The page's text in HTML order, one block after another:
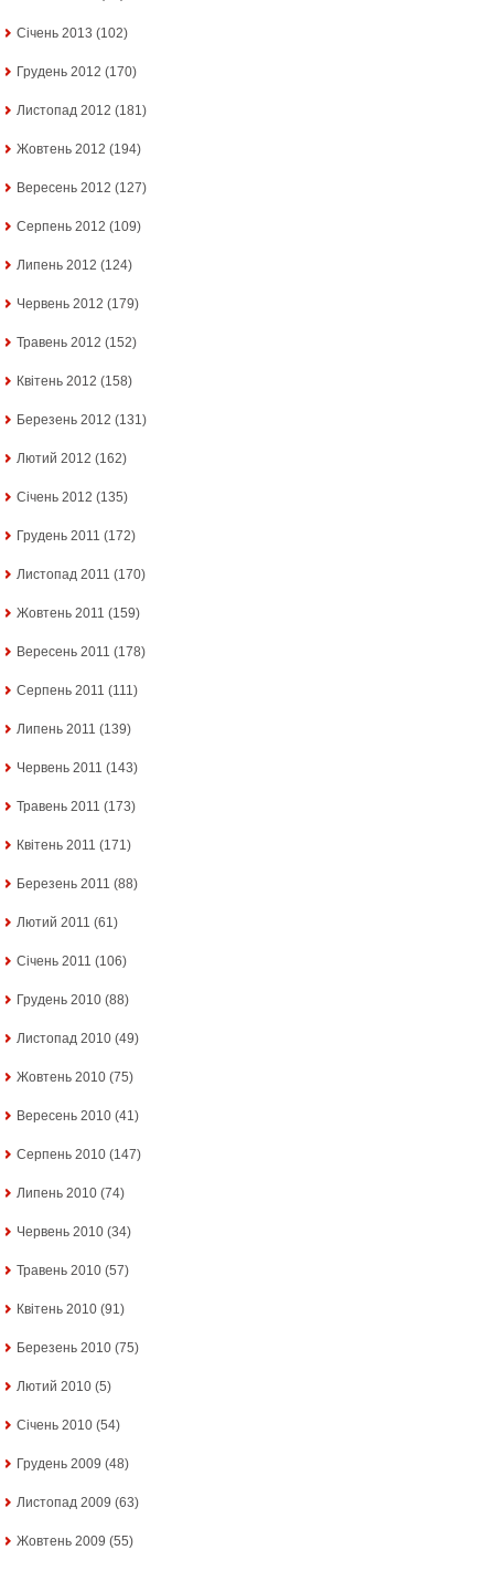
Січень 2013 (102)
Грудень 2012 (170)
Листопад 2012 (181)
Жовтень 2012 (194)
Вересень 2012 (127)
Серпень 2012 (109)
Липень 2012 (124)
Червень 2012 (179)
Травень 2012 (152)
Квітень 2012 (158)
Березень 2012 (131)
Лютий 2012 (162)
Січень 2012 (135)
Грудень 2011 (172)
Листопад 2011 (170)
Жовтень 2011 (159)
Вересень 2011 (178)
Серпень 2011 (111)
Липень 2011 (139)
Червень 2011 (143)
Травень 2011 (173)
Квітень 2011 (171)
Березень 2011 (88)
Лютий 2011 (61)
Січень 2011 (106)
Грудень 2010 (88)
Листопад 2010 (49)
Жовтень 2010 (75)
Вересень 2010 (41)
Серпень 2010 (147)
Липень 2010 (74)
Червень 2010 (34)
Травень 2010 (57)
Квітень 2010 (91)
Березень 2010 (75)
Лютий 2010 (5)
Січень 2010 (54)
Грудень 2009 (48)
Листопад 2009 (63)
Жовтень 2009 (55)